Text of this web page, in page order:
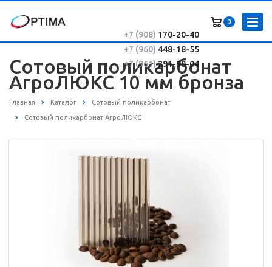
0
+7 (908) 170-20-40
+7 (960) 448-18-55
+7 (961)291-90-04
Сотовый поликарбонат
АгроЛЮКС 10 мм бронза
Главная Каталог Сотовый поликарбонат
Сотовый поликарбонат АгроЛЮКС